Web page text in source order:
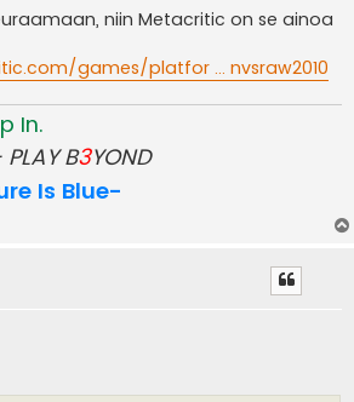
niin Metacritic on se ainoa
games/platfor ... nvsraw2010
In.
B3YOND
Is Blue-